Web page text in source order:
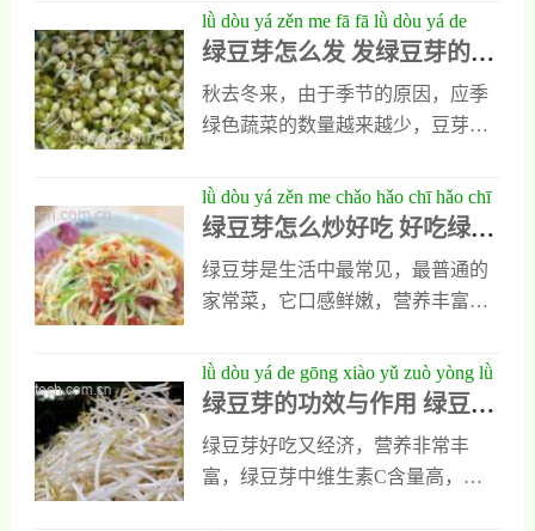
健康蔬菜，人们吃绿豆芽以后能清
热解毒，也能清热去火，它含有的
核黄素和维生素c等物质在被人体吸
收后，能消除口腔中的炎症，而且
以及咽喉肿痛都有良好缓解作用。
2、预防癌症人
含有的植物蛋白也会转化成人体必
需的氨基酸。绿豆芽口感鲜嫩，营
合清炒也适合做汤，下面是对它营
养价值以及功效作用的具体介绍，
营养价值绿豆芽是一种营养价值极
高的食材，它不但含有丰富的植物
蛋白，还含有多种人体必需的氨基
酸，特别是天门冬氨酸和赖氨酸以
能，而且能保护人类的心脏，另外
它含有的维生素c还
lǜ dòu yá zěn me fā fā lǜ dòu yá de
fāng fǎ jì qiǎo
绿豆芽怎么发 发绿豆芽的方
法技巧
秋去冬来，由于季节的原因，应季
绿色蔬菜的数量越来越少，豆芽又
市场上毒豆芽存在的影响，很多人
都不敢购买外面的豆芽怕不安全，
芽应该怎么发呢？它在操作时有哪
些方法技巧呢？绿豆芽怎么发1、在
量的新鲜绿豆，陈年绿豆出芽率特
别低，不适合用来发豆芽。再准备
一块干净的棉布和一个盘子，另外
还要准备适量的清水和水桶以及漏
lǜ dòu yá zěn me chǎo hǎo chī hǎo chī
lǜ dòu yá de chǎo fǎ jiào chéng
绿豆芽怎么炒好吃 好吃绿豆
芽的炒法教程
绿豆芽是生活中最常见，最普通的
家常菜，它口感鲜嫩，营养丰富，
化合物，人们食用以后对身体有诸
多好处。但绿豆芽怎么炒才好吃
分享给大家。好吃绿豆芽的炒法教
程酸辣绿豆芽1、绿豆芽放醋和辣椒
lǜ dòu yá de gōng xiào yǔ zuò yòng lǜ
dòu yá de yíng yǎng jià zhí
绿豆芽的功效与作用 绿豆芽
的营养价值
绿豆芽好吃又经济，营养非常丰
富，绿豆芽中维生素C含量高，绿